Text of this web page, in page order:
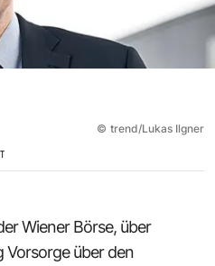
© trend/Lukas Ilgner
Wiener Börse, über
Vorsorge über den